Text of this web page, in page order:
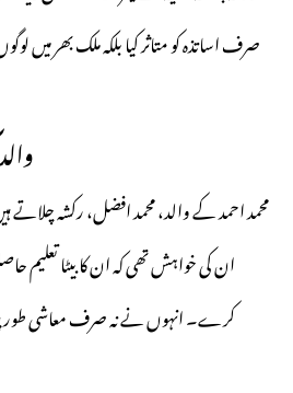
صرف اساتذہ کو متاثر کیا بلکہ ملک بھر میں
محمد احمد کے والد، محمد افضل، رکشہ چلاتے
ان کی خواہش تھی کہ ان کا بیٹا
کرے۔ انہوں نے نہ صرف معاشی طور پر